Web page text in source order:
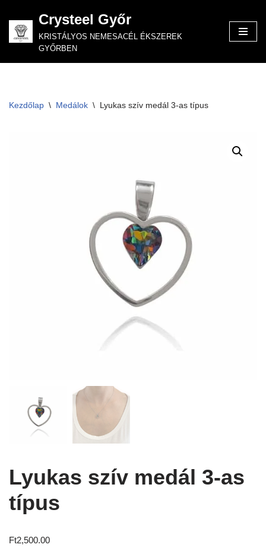
Skip
to
Crysteel Győr
KRISTÁLYOS NEMESACÉL ÉKSZEREK
GYŐRBEN
Kezdőlap \ Medálok \ Lyukas szív medál 3-as típus
Lyukas szív medál 3-as
típus
Ft2,500.00